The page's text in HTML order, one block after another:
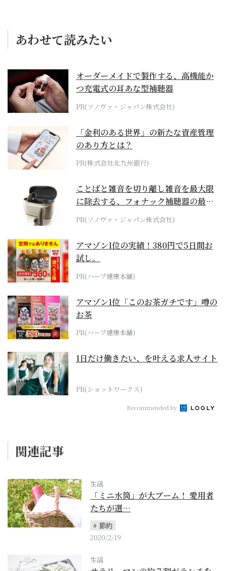
あわせて読みたい
オーダーメイドで製作する、高機能か
つ充電式の耳あな型補聴器
PR(ソノヴァ・ジャパン株式会社)
「金利のある世界」の新たな資産管理
のあり方とは？
PR(株式会社北九州銀行)
ことばと雑音を切り離し雑音を最大限
に除去する、フォナック補聴器の最上
位モデル
PR(ソノヴァ・ジャパン株式会社)
アマゾン1位の実績！380円で5日間お
試し。
PR(ハーブ健康本舗)
アマゾン1位「このお茶ガチです」噂の
お茶
PR(ハーブ健康本舗)
1日だけ働きたい、を叶える求人サイト
PR(ショットワークス)
Recommended by
関連記事
生活
「ミニ水筒」が大ブーム！ 愛用者
たちが選…
節約
2020/2/19
生活